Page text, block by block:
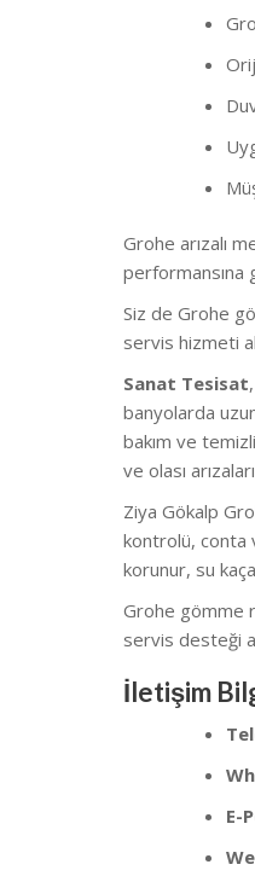
Grohe arızalı
performansına
Siz de Grohe
servis hizmeti
Sanat Tesisat
banyolarda
bakım ve
ve olası
Ziya Gökalp
kontrolü, conta
korunur, su
Grohe gömme
servis desteği
İletişim
E-